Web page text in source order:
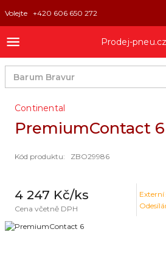
Volejte +420 606 650 272
Prodej-pneu.cz
Continental
PremiumContact 6
Kód produktu: ZBO29986
4 247 Kč/ks
Cena včetně DPH
Externí